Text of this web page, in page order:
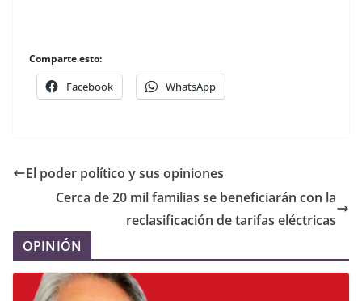
Comparte esto:
Facebook WhatsApp
El poder político y sus opiniones
Cerca de 20 mil familias se beneficiarán con la
reclasificación de tarifas eléctricas
OPINIÓN